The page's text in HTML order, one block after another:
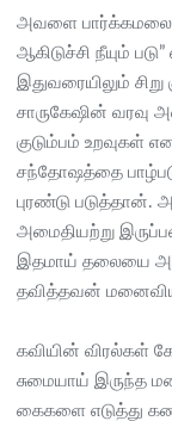
அவளை
ஆகிடுச்சி நீயும்
இதுவரையிலும்
சாருகேஷின் வரவு
குடும்பம் உறவுகள்
சந்தோஷத்தை
புரண்டு
அமைதியற்று
இதமாய் தலையை
தவித்தவன்
கவியின் விரல்கள்
சுமையாய் இருந்த
கைகளை எடுத்து